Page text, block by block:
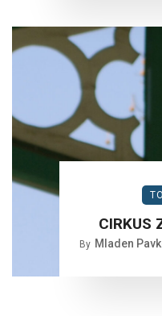
CIRKUS
By Mladen